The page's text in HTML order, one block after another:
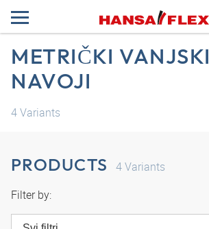
METRIČKI VANJSKI
NAVOJI
4Variants
PRODUCTS 4Variants
Filter by: